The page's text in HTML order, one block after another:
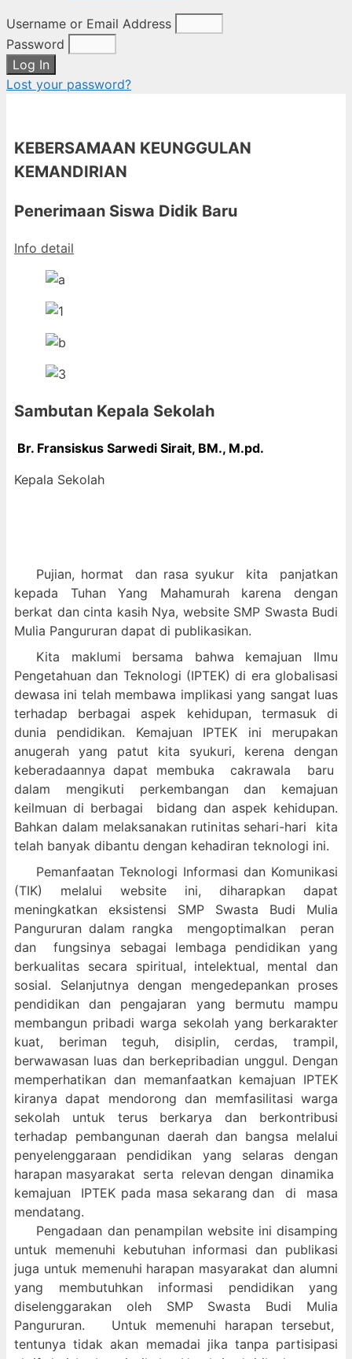
Username or Email Address
Password
Log In
Lost your password?
KEBERSAMAAN KEUNGGULAN
KEMANDIRIAN
Penerimaan Siswa Didik Baru
Info detail
Sambutan Kepala Sekolah
Br. Fransiskus Sarwedi Sirait, BM., M.pd.
Kepala Sekolah
Pujian, hormat dan rasa syukur kita panjatkan
kepada Tuhan Yang Mahamurah karena dengan
berkat dan cinta kasih Nya, website SMP Swasta Budi
Mulia Pangururan dapat di publikasikan.
Kita maklumi bersama bahwa kemajuan Ilmu
Pengetahuan dan Teknologi (IPTEK) di era globalisasi
dewasa ini telah membawa implikasi yang sangat luas
terhadap berbagai aspek kehidupan, termasuk di
dunia pendidikan. Kemajuan IPTEK ini merupakan
anugerah yang patut kita syukuri, kerena dengan
keberadaannya dapat membuka cakrawala baru
dalam mengikuti perkembangan dan kemajuan
keilmuan di berbagai bidang dan aspek kehidupan.
Bahkan dalam melaksanakan rutinitas sehari-hari kita
telah banyak dibantu dengan kehadiran teknologi ini.
Pemanfaatan Teknologi Informasi dan Komunikasi
(TIK) melalui website ini, diharapkan dapat
meningkatkan eksistensi SMP Swasta Budi Mulia
Pangururan dalam rangka mengoptimalkan peran
dan fungsinya sebagai lembaga pendidikan yang
berkualitas secara spiritual, intelektual, mental dan
sosial. Selanjutnya dengan mengedepankan proses
pendidikan dan pengajaran yang bermutu mampu
membangun pribadi warga sekolah yang berkarakter
kuat, beriman teguh, disiplin, cerdas, trampil,
berwawasan luas dan berkepribadian unggul. Dengan
memperhatikan dan memanfaatkan kemajuan IPTEK
kiranya dapat mendorong dan memfasilitasi warga
sekolah untuk terus berkarya dan berkontribusi
terhadap pembangunan daerah dan bangsa melalui
penyelenggaraan pendidikan yang selaras dengan
harapan masyarakat serta relevan dengan dinamika
kemajuan IPTEK pada masa sekarang dan di masa
mendatang.
Pengadaan dan penampilan website ini disamping
untuk memenuhi kebutuhan informasi dan publikasi
juga untuk memenuhi harapan masyarakat dan alumni
yang membutuhkan informasi pendidikan yang
diselenggarakan oleh SMP Swasta Budi Mulia
Pangururan. Untuk memenuhi harapan tersebut,
tentunya tidak akan memadai jika tanpa partisipasi